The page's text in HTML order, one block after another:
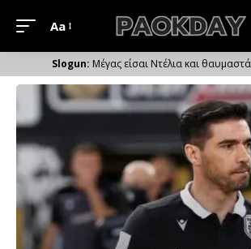
Μέγεθος
Γραμματοσειράς
Aa
Μέγας είσαι Ντέλια και